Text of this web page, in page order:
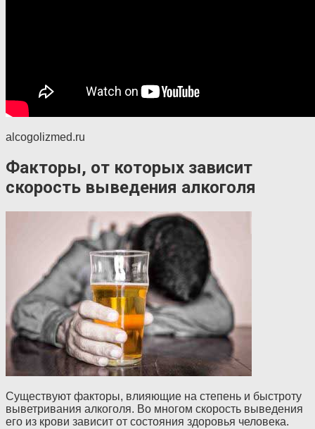
alcogolizmed.ru
Факторы, от которых зависит
скорость выведения алкоголя
Существуют факторы, влияющие на степень и быстроту
выветривания алкоголя. Во многом скорость выведения
его из крови зависит от состояния здоровья человека.